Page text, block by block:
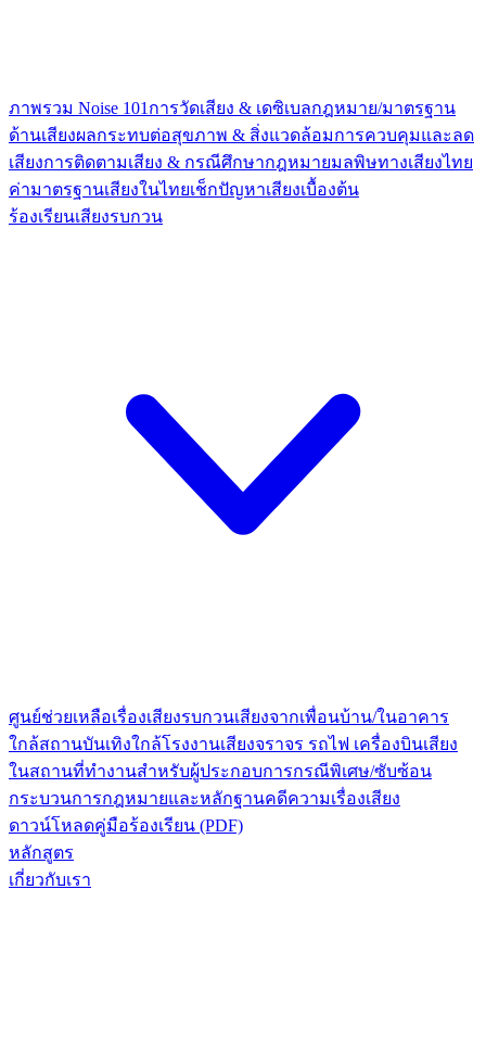
ภาพรวม Noise 101 การวัดเสียง & เดซิเบลกฎหมาย/มาตรฐาน
ด้านเสียงผลกระทบต่อสุขภาพ & สิ่งแวดล้อมการควบคุมและลด
เสียงการติดตามเสียง & กรณีศึกษากฎหมายมลพิษทางเสียงไทย
ค่ามาตรฐานเสียงในไทยเช็กปัญหาเสียงเบื้องต้น
ร้องเรียนเสียงรบกวน
ศูนย์ช่วยเหลือเรื่องเสียงรบกวนเสียงจากเพื่อนบ้าน/ในอาคาร
ใกล้สถานบันเทิงใกล้โรงงานเสียงจราจร รถไฟ เครื่องบินเสียง
ในสถานที่ทำงานสำหรับผู้ประกอบการกรณีพิเศษ/ซับซ้อน
กระบวนการกฎหมายและหลักฐานคดีความเรื่องเสียง
ดาวน์โหลดคู่มือร้องเรียน (PDF)
หลักสูตร
เกี่ยวกับเรา